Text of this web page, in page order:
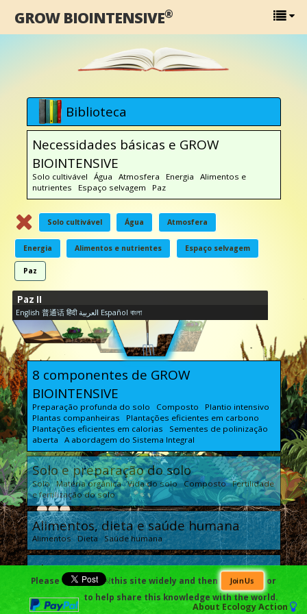
GROW BIOINTENSIVE®
Biblioteca
Necessidades básicas e GROW
BIOINTENSIVE
Solo cultivável Água Atmosfera Energia Alimentos e
nutrientes Espaço selvagem Paz
Solo cultivável Água Atmosfera
Energia Alimentos e nutrientes Espaço selvagem
Paz
Paz II
English 普通话 हिंदी العربية Español বাংলা
8 componentes de GROW
BIOINTENSIVE
Preparação profunda do solo Composto Plantio intensivo
Plantas companheiras Plantações eficientes em carbono
Plantações eficientes em calorias Sementes de polinização
aberta A abordagem do Sistema Integral
Solo e preparação do solo
Solo Matéria orgânica Vida do solo Composto Fertilidade
e fertilização do solo
Alimentos, dieta e saúde humana
Alimentos Dieta Saúde humana
Planejamento, economia e
escalabilidade do jardim
Planejamento Rendimento e economia Escalabilidade
Please ￼this site widely and then Join Us
or
to help share this knowledge with the world.
About Ecology Action